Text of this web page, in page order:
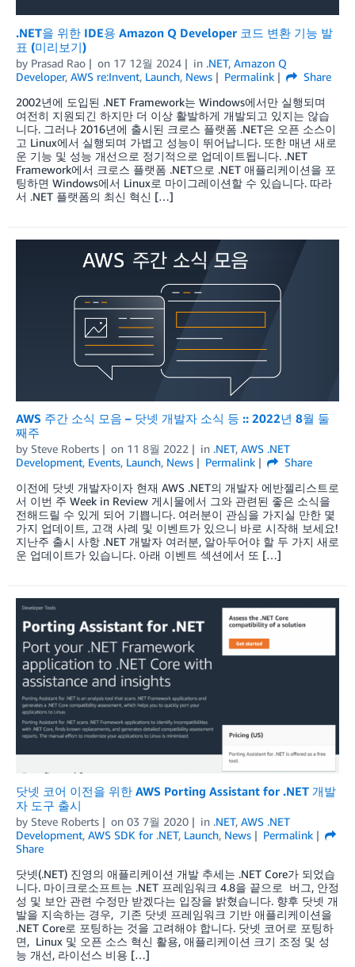
.NET을 위한 IDE용 Amazon Q Developer 코드 변환 기능 발
표 (미리보기)
by Prasad Rao on 17 12월 2024 in .NET, Amazon Q
Developer, AWS re:Invent, Launch, News Permalink
Share
2002년에 도입된 .NET Framework는 Windows에서만 실행되며
여전히 지원되긴 하지만 더 이상 활발하게 개발되고 있지는 않습
니다. 그러나 2016년에 출시된 크로스 플랫폼 .NET은 오픈 소스이
고 Linux에서 실행되며 가볍고 성능이 뛰어납니다. 또한 매년 새로
운 기능 및 성능 개선으로 정기적으로 업데이트됩니다. .NET
Framework에서 크로스 플랫폼 .NET으로 .NET 애플리케이션을 포
팅하면 Windows에서 Linux로 마이그레이션할 수 있습니다. 따라
서 .NET 플랫폼의 최신 혁신 […]
AWS 주간 소식 모음 – 닷넷 개발자 소식 등 :: 2022년 8월 둘
째주
by Steve Roberts on 11 8월 2022 in .NET, AWS .NET
Development, Events, Launch, News Permalink
Share
이전에 닷넷 개발자이자 현재 AWS .NET의 개발자 에반젤리스트로
서 이번 주 Week in Review 게시물에서 그와 관련된 좋은 소식을
전해드릴 수 있게 되어 기쁩니다. 여러분이 관심을 가지실 만한 몇
가지 업데이트, 고객 사례 및 이벤트가 있으니 바로 시작해 보세요!
지난주 출시 사항 .NET 개발자 여러분, 알아두어야 할 두 가지 새로
운 업데이트가 있습니다. 아래 이벤트 섹션에서 또 […]
닷넷 코어 이전을 위한 AWS Porting Assistant for .NET 개발
자 도구 출시
by Steve Roberts on 03 7월 2020 in .NET, AWS .NET
Development, AWS SDK for .NET, Launch, News
Permalink
Share
닷넷(.NET) 진영의 애플리케이션 개발 추세는 .NET Core가 되었습
니다. 마이크로소프트는 .NET 프레임워크 4.8을 끝으로 버그, 안정
성 및 보안 관련 수정만 받겠다는 입장을 밝혔습니다. 향후 닷넷 개
발을 지속하는 경우, 기존 닷넷 프레임워크 기반 애플리케이션을
.NET Core로 포팅하는 것을 고려해야 합니다. 닷넷 코어로 포팅하
면, Linux 및 오픈 소스 혁신 활용, 애플리케이션 크기 조정 및 성
능 개선, 라이선스 비용 […]